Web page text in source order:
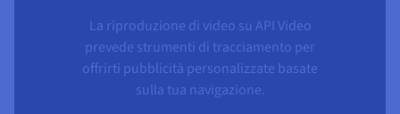
La riproduzione di video su API Video
prevede strumenti di tracciamento per
offrirti pubblicità personalizzate basate
sulla tua navigazione.